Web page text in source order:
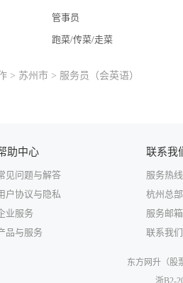
管事员
跑菜/传菜/走菜
> 苏州市 > 服务员（会英语）
助中心
见问题与解答
户协议与隐私
业服务
品与服务
联系我
服务热
杭州总
服务邮
联系我们
东方网升（股
浙B2-